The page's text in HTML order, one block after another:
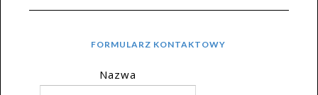
FORMULARZ KONTAKTOWY
Nazwa